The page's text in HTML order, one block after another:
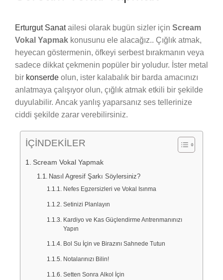
Erturgut Sanatailesi olarak bugün sizler için Scream
Vokal Yapmak konusunu ele alacağız.. Çığlık atmak,
heyecan göstermenin, öfkeyi serbest bırakmanın veya
sadece dikkat çekmenin popüler bir yoludur. İster metal
bir konserde olun, ister kalabalık bir barda amacınızı
anlatmaya çalışıyor olun, çığlık atmak etkili bir şekilde
duyulabilir. Ancak yanlış yaparsanız ses tellerinize
ciddi şekilde zarar verebilirsiniz.
İÇİNDEKİLER
Scream Vokal Yapmak
Nasıl Agresif Şarkı Söylersiniz?
Nefes Egzersizleri ve Vokal Isınma
Setinizi Planlayın
Kardiyo ve Kas Güçlendirme Antrenmanınızı
Yapın
Bol Su İçin ve Birazını Sahnede Tutun
Notalarınızı Bilin!
Setten Sonra Alkol İçin